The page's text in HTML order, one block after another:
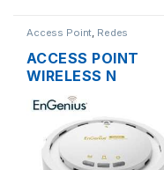
Access Point, Redes
ACCESS POINT
WIRELESS N
ENGENIUS EAP300
2.4GHZ 300MBPS +